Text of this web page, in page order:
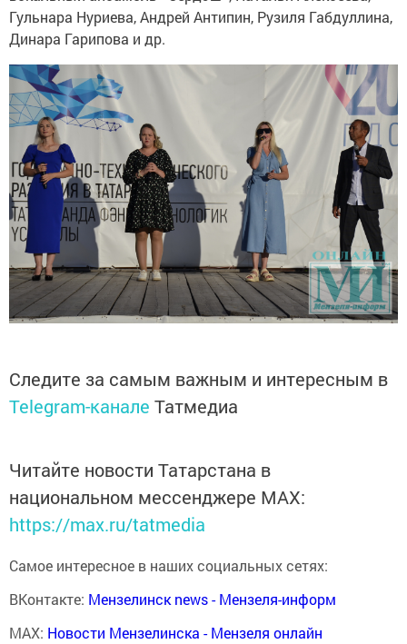
Гульнара Нуриева, Андрей Антипин, Рузиля Габдуллина,
Динара Гарипова и др.
Следите за самым важным и интересным в
Telegram-канале Татмедиа
Читайте новости Татарстана в
национальном мессенджере MАХ:
https://max.ru/tatmedia
Самое интересное в наших социальных сетях:
ВКонтакте: Мензелинск news - Мензеля-информ
MAX: Новости Мензелинска - Мензеля онлайн